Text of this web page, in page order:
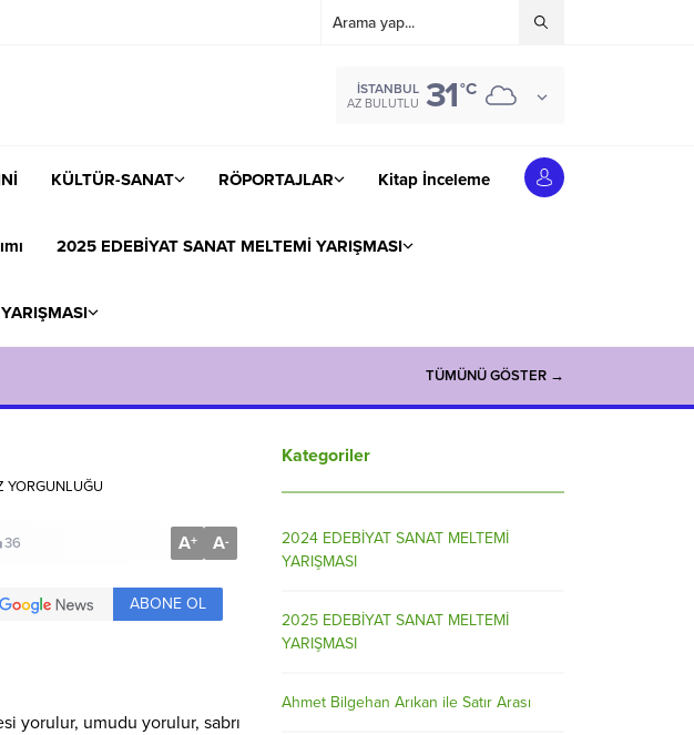
İSTANBUL
AZ BULUTLU 31°C
KÜLTÜR-SANAT RÖPORTAJLAR Kitap İnceleme
2025 EDEBİYAT SANAT MELTEMİ YARIŞMASI
TÜMÜNÜ GÖSTER →
YORGUNLUĞU
36 A+ A-
ABONE OL
yorulur, umudu yorulur, sabrı
Kategoriler
2024 EDEBİYAT SANAT MELTEMİ
YARIŞMASI
2025 EDEBİYAT SANAT MELTEMİ
YARIŞMASI
Ahmet Bilgehan Arıkan ile Satır Arası